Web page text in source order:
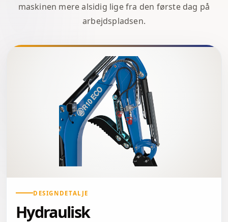
maskinen mere alsidig lige fra den første dag på
arbejdspladsen.
DESIGNDETALJE
Hydraulisk